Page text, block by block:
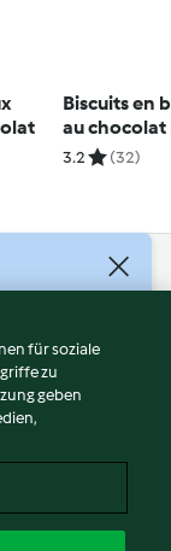
Biscuits en
au
3.2 (32)
für soziale
zu
geben